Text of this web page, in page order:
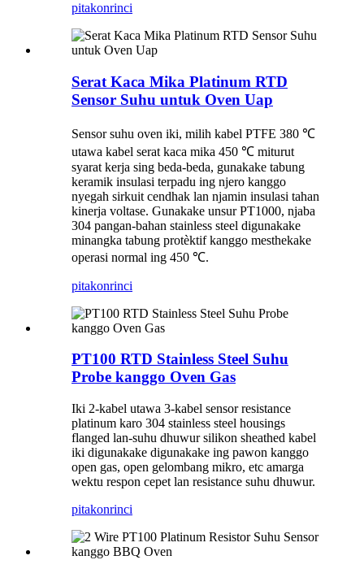
pitakonrinci
Serat Kaca Mika Platinum RTD
Sensor Suhu untuk Oven Uap
Sensor suhu oven iki, milih kabel PTFE 380 ℃
utawa kabel serat kaca mika 450 ℃ miturut
syarat kerja sing beda-beda, gunakake tabung
keramik insulasi terpadu ing njero kanggo
nyegah sirkuit cendhak lan njamin insulasi tahan
kinerja voltase. Gunakake unsur PT1000, njaba
304 pangan-bahan stainless steel digunakake
minangka tabung protèktif kanggo mesthekake
operasi normal ing 450 ℃.
pitakonrinci
PT100 RTD Stainless Steel Suhu
Probe kanggo Oven Gas
Iki 2-kabel utawa 3-kabel sensor resistance
platinum karo 304 stainless steel housings
flanged lan-suhu dhuwur silikon sheathed kabel
iki digunakake digunakake ing pawon kanggo
open gas, open gelombang mikro, etc amarga
wektu respon cepet lan resistance suhu dhuwur.
pitakonrinci